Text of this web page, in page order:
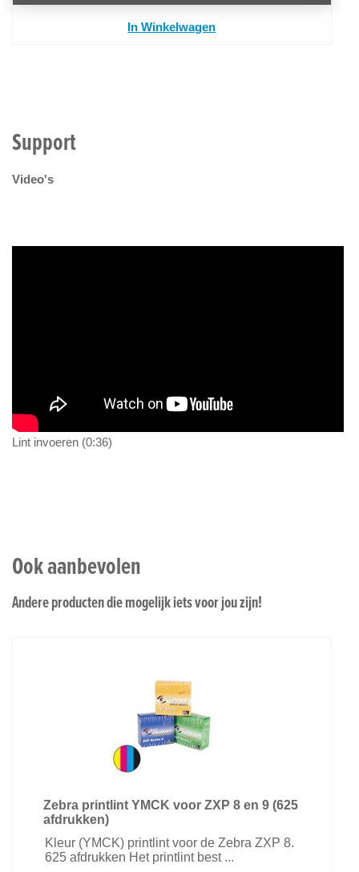
In Winkelwagen
Support
Video's
Lint invoeren (0:36)
Ook aanbevolen
Andere producten die mogelijk iets voor jou zijn!
Zebra printlint YMCK voor ZXP 8 en 9 (625
afdrukken)
Kleur (YMCK) printlint voor de Zebra ZXP 8.
625 afdrukken Het printlint best ...